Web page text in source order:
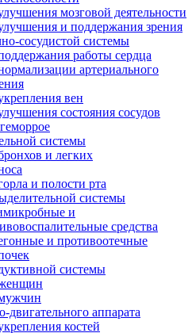
мозговой деятельности
и поддержания зрения
сосудистой системы
работы сердца
артериального
вен
состояния сосудов
системы
и легких
и полости рта
системы
и
средства
и противоотечные
системы
двигательного аппарата
костей